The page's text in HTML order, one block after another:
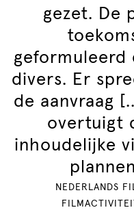
gezet. De
geformuleerd
divers. Er
de aanvraag
overtuigt
inhoudelijke
NEDERLANDS